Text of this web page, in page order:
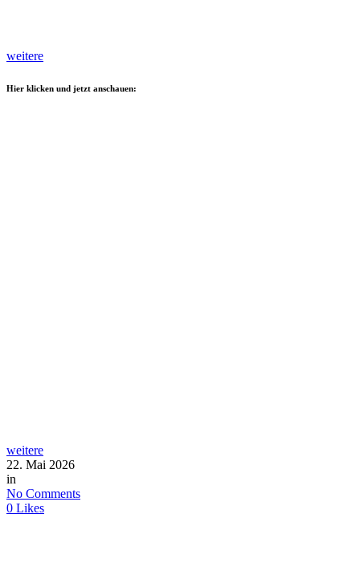
weitere
Hier klicken und jetzt anschauen:
weitere
22. Mai 2026
in
No Comments
0 Likes